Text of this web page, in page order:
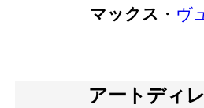
マックス ・ ヴ
アートディ